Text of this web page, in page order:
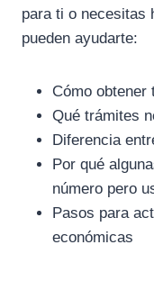
para ti o necesitas
pueden ayudarte:
Cómo obtener
Qué trámites
Diferencia
Por qué
número pero
Pasos para
económicas